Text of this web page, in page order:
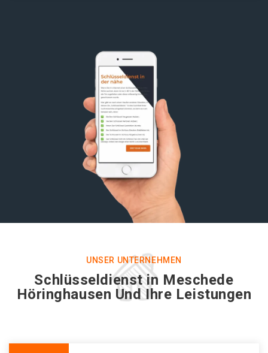
UNSER UNTERNEHMEN
Schlüsseldienst in Meschede
Höringhausen Und Ihre Leistungen